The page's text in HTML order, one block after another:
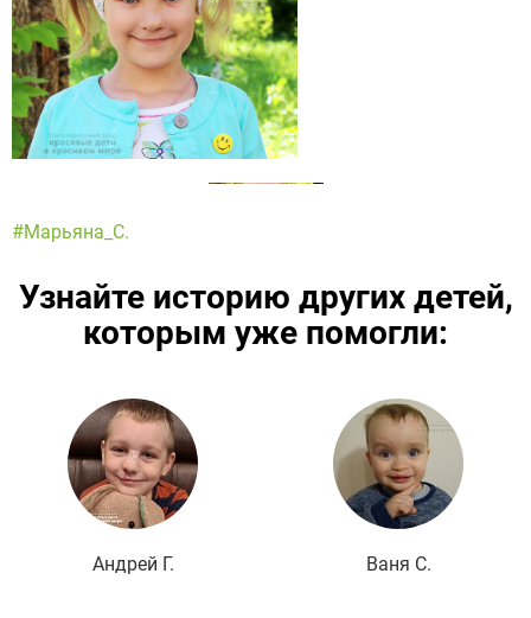
#Марьяна_С.
Узнайте историю других детей,
которым уже помогли:
Андрей Г.
Подробнее
Ваня С.